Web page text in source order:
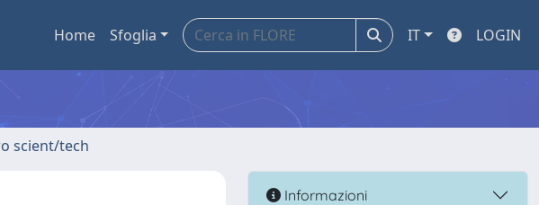
Home Sfoglia IT LOGIN
scient/tech
Informazioni